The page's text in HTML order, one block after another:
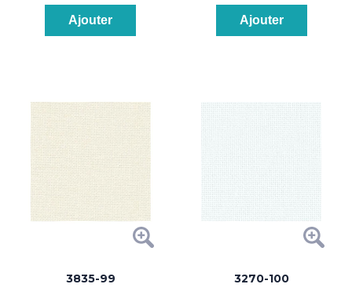
Ajouter Ajouter
3835-99
3270-100